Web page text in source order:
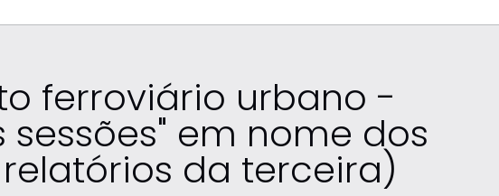
ferroviário urbano -
em nome dos
da terceira)